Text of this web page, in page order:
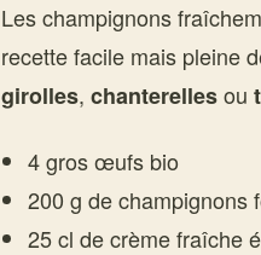
Les champignons
recette facile mais pleine
girolles, chanterellesou
4 gros œufs bio
200 g de champignons
25 cl de crème fraîche